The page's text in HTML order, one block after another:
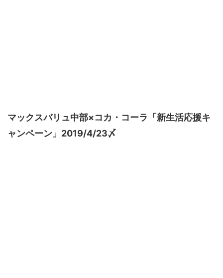
マックスバリュ中部×コカ・コーラ「新生活応援キ
ャンペーン」2019/4/23〆